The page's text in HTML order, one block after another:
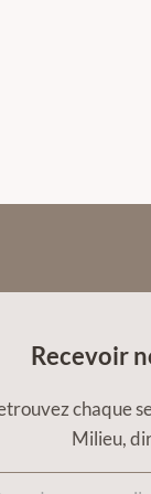
Recevoir
chaque
Milieu,